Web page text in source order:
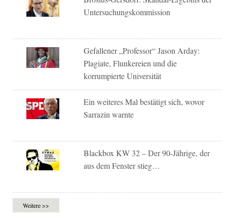
Untersuchungskommission
Gefallener „Professor“ Jason Arday:
Plagiate, Flunkereien und die
korrumpierte Universität
Ein weiteres Mal bestätigt sich, wovor
Sarrazin warnte
Blackbox KW 32 – Der 90-Jährige, der
aus dem Fenster stieg…
Weitere >>